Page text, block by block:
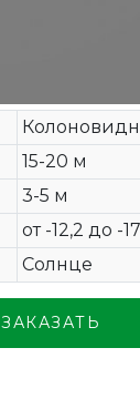
15-20 м
3-5 м
от -12,2 до -
Солнце
ЗАКАЗАТЬ